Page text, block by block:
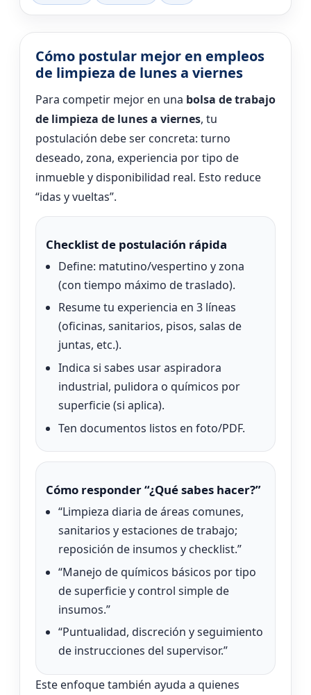
Cómo postular mejor en empleos
de limpieza de lunes a viernes
Para competir mejor en una bolsa de trabajo
de limpieza de lunes a viernes, tu
postulación debe ser concreta: turno
deseado, zona, experiencia por tipo de
inmueble y disponibilidad real. Esto reduce
“idas y vueltas”.
Checklist de postulación rápida
Define: matutino/vespertino y zona
(con tiempo máximo de traslado).
Resume tu experiencia en 3 líneas
(oficinas, sanitarios, pisos, salas de
juntas, etc.).
Indica si sabes usar aspiradora
industrial, pulidora o químicos por
superficie (si aplica).
Ten documentos listos en foto/PDF.
Cómo responder “¿Qué sabes hacer?”
“Limpieza diaria de áreas comunes,
sanitarios y estaciones de trabajo;
reposición de insumos y checklist.”
“Manejo de químicos básicos por tipo
de superficie y control simple de
insumos.”
“Puntualidad, discreción y seguimiento
de instrucciones del supervisor.”
Este enfoque también ayuda a quienes